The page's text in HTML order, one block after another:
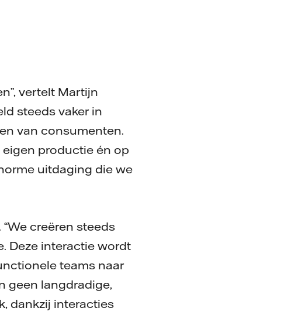
vertelt Martijn
steeds vaker in
van consumenten.
productie én op
uitdaging die we
creëren steeds
Deze interactie wordt
teams naar
geen langdradige,
dankzij interacties